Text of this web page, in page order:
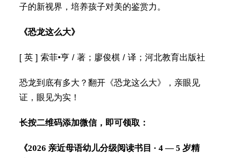
子的新视界，培养孩子对美的鉴赏力。
《恐龙这么大》
[ 英 ] 索菲•亨 / 著；廖俊棋 / 译；河北教育出版社
恐龙到底有多大？翻开《恐龙这么大》，亲眼见
证，眼见为实！
长按二维码添加微信，即可领取：
《2026 亲近母语幼儿分级阅读书目 · 4 — 5 岁精